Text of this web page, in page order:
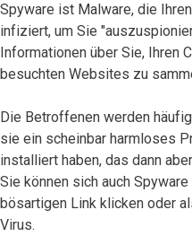
Spyware ist Malware, die
infiziert, um Sie
Informationen über Sie, Ihren
besuchten Websites zu
Die Betroffenen werden
sie ein scheinbar harmloses
installiert haben, das dann
Sie können sich auch
bösartigen Link klicken oder
Virus.